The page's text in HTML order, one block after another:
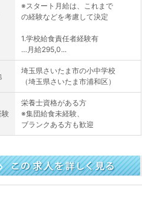
※スタート月給は、これまで
の経験などを考慮して決定
1.学校給食責任者経験有
…月給295,0...
埼玉県さいたま市の小中学校
（埼玉県さいたま市浦和区）
験
栄養士資格がある方
※集団給食未経験、
ブランクある方も歓迎